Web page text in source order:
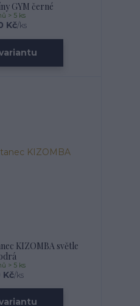
GYM černé
Kč/ks
> 5 ks
KIZOMBA světle
Kč/ks
> 5 ks